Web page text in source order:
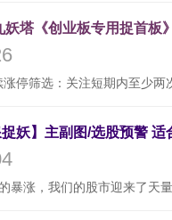
妖塔《创业板专用捉首板